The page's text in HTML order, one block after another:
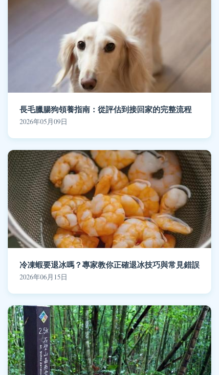
長毛臘腸狗領養指南：從評估到接回家的完整流程
2026年05月09日
冷凍蝦要退冰嗎？專家教你正確退冰技巧與常見錯誤
2026年06月15日